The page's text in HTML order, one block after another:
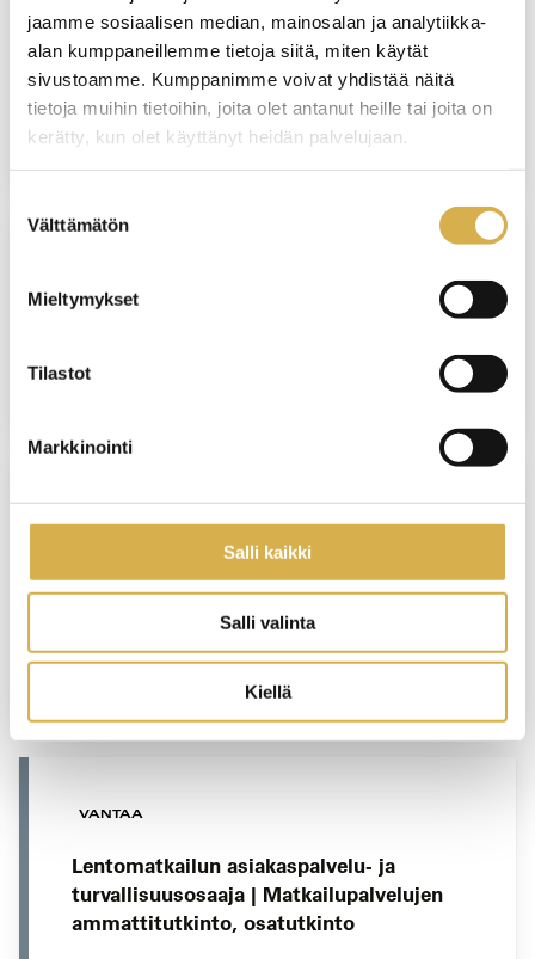
jaamme sosiaalisen median, mainosalan ja analytiikka-
alan kumppaneillemme tietoja siitä, miten käytät
sivustoamme. Kumppanimme voivat yhdistää näitä
tietoja muihin tietoihin, joita olet antanut heille tai joita on
kerätty, kun olet käyttänyt heidän palvelujaan.
valinta
Välttämätön
Mieltymykset
Tilastot
Markkinointi
Salli kaikki
Salli valinta
Kiellä
Assistentti tai sihteeri | Liiketoiminnan
ammattitutkinto, liiketoiminnan
palveluiden osaamisala
JATKUVA HAKU
JATKUVA HAKU
osaamiskokonaisuus | Majoitus- ja
ravitsemisalan esihenkilötyön
erikoisammattitutkinto
VANTAA
Lentomatkailun asiakaspalvelu- ja
turvallisuusosaaja | Matkailupalvelujen
ammattitutkinto, osatutkinto